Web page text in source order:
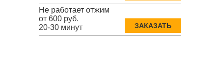
Не работает отжим
от 600 руб.
20-30 минут
ЗАКАЗАТЬ